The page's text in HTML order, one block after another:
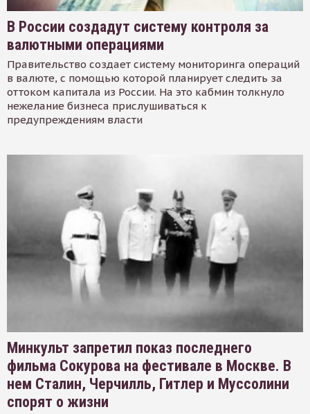
В России создадут систему контроля за
валютными операциями
Правительство создает систему мониторинга операций
в валюте, с помощью которой планирует следить за
оттоком капитала из России. На это кабмин толкнуло
нежелание бизнеса прислушиваться к
предупреждениям власти
Минкульт запретил показ последнего
фильма Сокурова на фестивале в Москве. В
нем Сталин, Черчилль, Гитлер и Муссолини
спорят о жизни